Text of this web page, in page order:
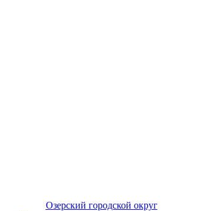
Озерский городской округ